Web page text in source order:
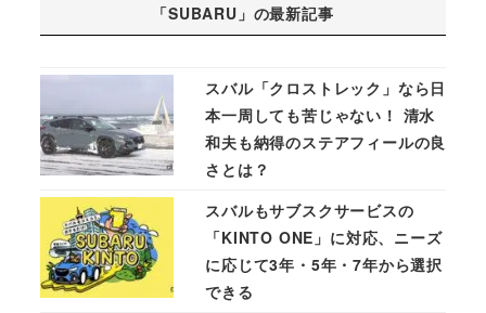
「SUBARU」の最新記事
スバル「クロストレック」なら日
本一周しても苦じゃない！ 清水
和夫も納得のステアフィールの良
さとは？
スバルもサブスクサービスの
「KINTO ONE」に対応、ニーズ
に応じて3年・5年・7年から選択
できる